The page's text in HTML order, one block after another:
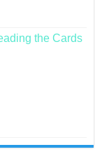
the Cards